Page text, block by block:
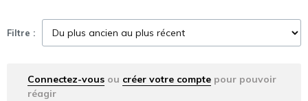
Filtre :
Connectez-vous ou créer votre compte pour pouvoir
réagir